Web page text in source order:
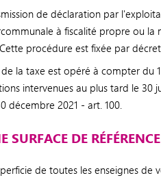
de déclaration par
à fiscalité propre ou
procédure est fixée par
la taxe est opéré à compter du
intervenues au plus tard le 30
décembre 2021 - art. 100.
SURFACE DE RÉFÉRENCE
de toutes les enseignes de